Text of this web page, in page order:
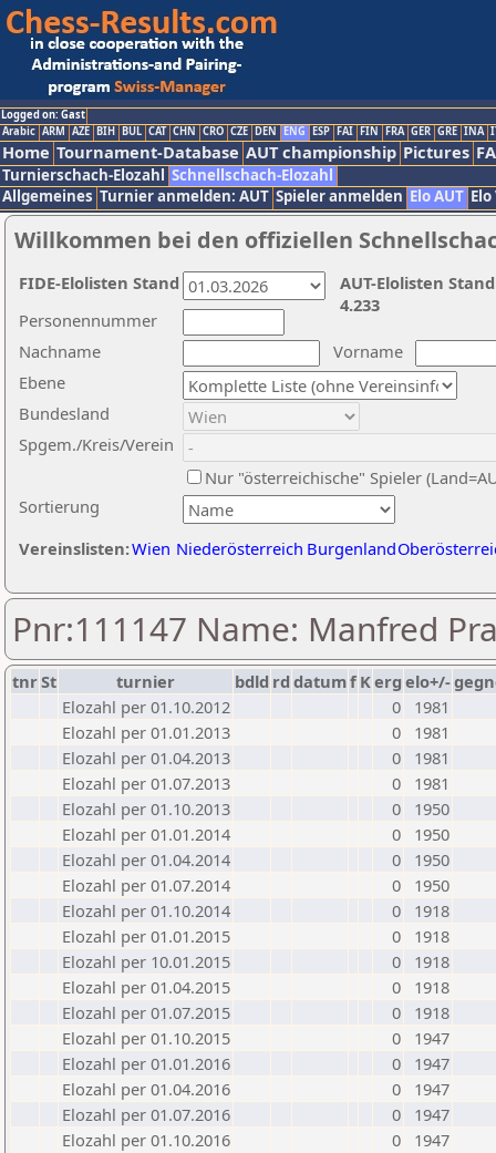
Logged on: Gast
Arabic ARM AZE BIH BUL CAT CHN CRO CZE DEN ENG ESP FAI FIN FRA GER GRE INA
Home Tournament-Database AUT championship Pictures
Turnierschach-Elozahl Schnellschach-Elozahl
Allgemeines Turnier anmelden: AUT Spieler anmelden Elo AUT
Willkommen bei den offiziellen
Nachname
Vorname
Ebene
Sortierung
Personennummer
Bundesland
Spgem./Kreis/Verein
Nur "österreichische" Spieler
Vereinslisten:Wien Niederösterreich Burgenland
AUT-Elolisten
4.233
FIDE-Elolisten Stand
Pnr:111147 Name: Manfred
tnrSt turnier bdld rd datumf Kerg elo+/-
Elozahl per 01.10.2012
0
1981
Elozahl per 01.01.2013
0
1981
Elozahl per 01.04.2013
0
1981
Elozahl per 01.07.2013
0
1981
Elozahl per 01.10.2013
0
1950
Elozahl per 01.01.2014
0
1950
Elozahl per 01.04.2014
0
1950
Elozahl per 01.07.2014
0
1950
Elozahl per 01.10.2014
0
1918
Elozahl per 01.01.2015
0
1918
Elozahl per 10.01.2015
0
1918
Elozahl per 01.04.2015
0
1918
Elozahl per 01.07.2015
0
1918
Elozahl per 01.10.2015
0
1947
Elozahl per 01.01.2016
0
1947
Elozahl per 01.04.2016
0
1947
Elozahl per 01.07.2016
0
1947
Elozahl per 01.10.2016
0
1947